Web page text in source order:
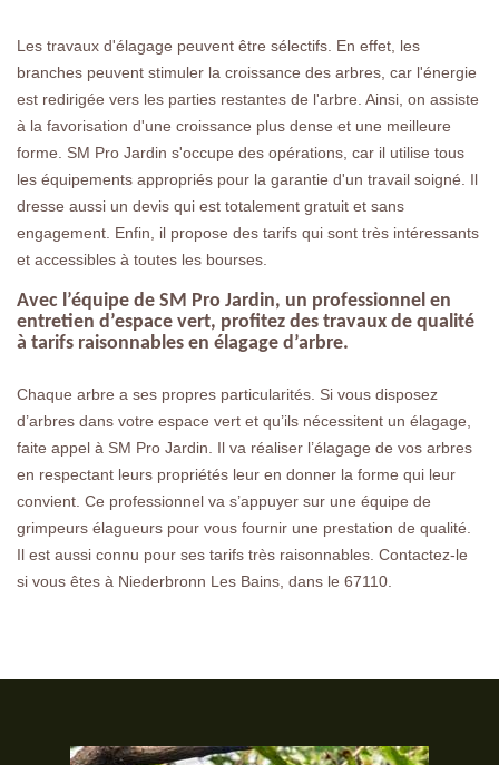
Les travaux d'élagage peuvent être sélectifs. En effet, les
branches peuvent stimuler la croissance des arbres, car l'énergie
est redirigée vers les parties restantes de l'arbre. Ainsi, on assiste
à la favorisation d'une croissance plus dense et une meilleure
forme. SM Pro Jardin s'occupe des opérations, car il utilise tous
les équipements appropriés pour la garantie d'un travail soigné. Il
dresse aussi un devis qui est totalement gratuit et sans
engagement. Enfin, il propose des tarifs qui sont très intéressants
et accessibles à toutes les bourses.
Avec l’équipe de SM Pro Jardin, un professionnel en
entretien d’espace vert, profitez des travaux de qualité
à tarifs raisonnables en élagage d’arbre.
Chaque arbre a ses propres particularités. Si vous disposez
d’arbres dans votre espace vert et qu’ils nécessitent un élagage,
faite appel à SM Pro Jardin. Il va réaliser l’élagage de vos arbres
en respectant leurs propriétés leur en donner la forme qui leur
convient. Ce professionnel va s’appuyer sur une équipe de
grimpeurs élagueurs pour vous fournir une prestation de qualité.
Il est aussi connu pour ses tarifs très raisonnables. Contactez-le
si vous êtes à Niederbronn Les Bains, dans le 67110.